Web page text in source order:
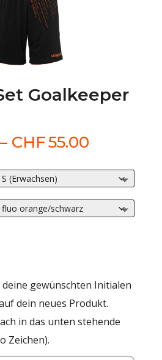
Goalkeeper
– CHF55.00
bis
gewünschten Initialen
dein neues Produkt.
in das unten stehende
Zeichen).